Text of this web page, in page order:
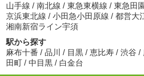
山手線 / 南北線 / 東急東横線 / 東急田
京浜東北線 / 小田急小田原線 / 都営大
湘南新宿ライン宇須
駅から探す
麻布十番 / 品川 / 目黒 / 恵比寿 / 渋谷 /
田町 / 中目黒 / 白金台